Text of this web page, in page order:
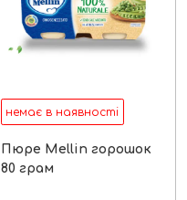
немає в наявності
Пюре Mellin горошок
80 грам